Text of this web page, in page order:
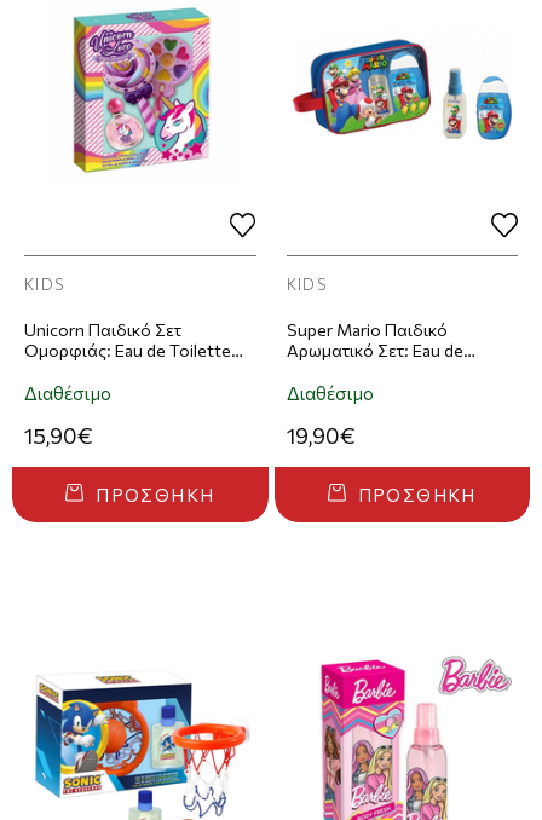
KIDS
Unicorn Παιδικό Σετ
Ομορφιάς: Eau de Toilette
Διαθέσιμο
15,90€
ΠΡΟΣΘΉΚΗ
KIDS
Super Mario Παιδικό
Αρωματικό Σετ: Eau de
& Σαμπούν 2-σε-1 200ml +
Διαθέσιμο
19,90€
ΠΡΟΣΘΉΚΗ